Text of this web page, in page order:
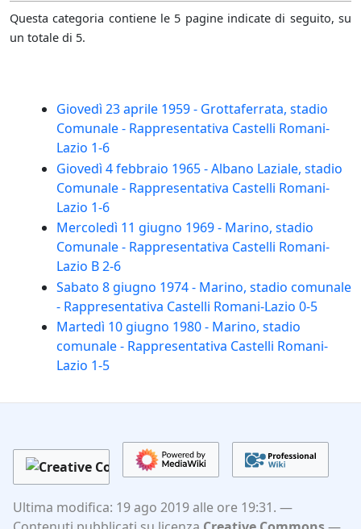
Questa categoria contiene le 5 pagine indicate di seguito, su
un totale di 5.
Giovedì 23 aprile 1959 - Grottaferrata, stadio
Comunale - Rappresentativa Castelli Romani-
Lazio 1-6
Giovedì 4 febbraio 1965 - Albano Laziale, stadio
Comunale - Rappresentativa Castelli Romani-
Lazio 1-6
Mercoledì 11 giugno 1969 - Marino, stadio
Comunale - Rappresentativa Castelli Romani-
Lazio B 2-6
Sabato 8 giugno 1974 - Marino, stadio comunale
- Rappresentativa Castelli Romani-Lazio 0-5
Martedì 10 giugno 1980 - Marino, stadio
comunale - Rappresentativa Castelli Romani-
Lazio 1-5
Ultima modifica: 19 ago 2019 alle ore 19:31.